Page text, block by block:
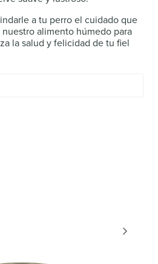
a tu perro el cuidado que
alimento húmedo para
la salud y felicidad de tu fiel